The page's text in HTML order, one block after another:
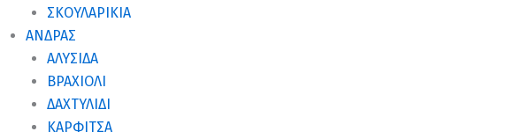
ΣΚΟΥΛΑΡΊΚΙΑ
ΑΝΔΡΑΣ
ΑΛΥΣΊΔΑ
ΒΡΑΧΙΌΛΙ
ΔΑΧΤΥΛΊΔΙ
ΚΑΡΦΊΤΣΑ